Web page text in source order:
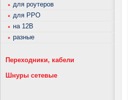
для роутеров
для РРО
на 12В
разные
Переходники, кабели
Шнуры сетевые